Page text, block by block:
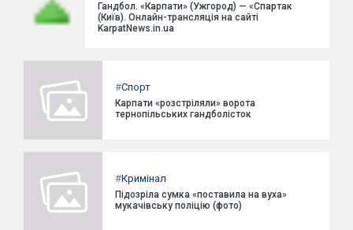
Гандбол. «Карпати» (Ужгород) — «Спартак
(Київ). Онлайн-трансляція на сайті
KarpatNews.in.ua
#Спорт
Карпати «розстріляли» ворота
тернопільських гандболісток
#Кримінал
Підозріла сумка «поставила на вуха»
мукачівську поліцію (фото)